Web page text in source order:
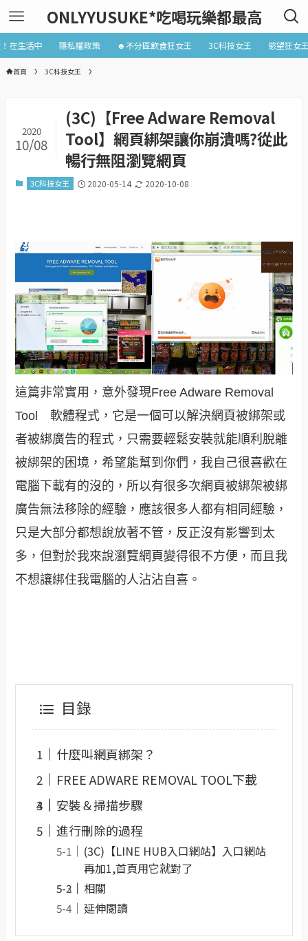
ONLYYUSUKE*吃喝玩樂都最高
在生活中 隱私權政策 ☻不分區飲食狂女王 3C科技女王 慾望狂女
首頁 3C科技女王
(3C)【Free Adware Removal
Tool】網頁綁架讓你崩潰嗎?從此
暢行無阻瀏覽網頁
2020
10/08
3C科技女王 2020-05-14 2020-10-08
這篇非常實用，意外發現Free Adware Removal
Tool 軟體程式，它是一個可以解決網頁被綁架或
者被綁廣告的程式，只需要輕鬆安裝就能順利脫離
被綁架的困境，希望能幫到你們，我自己很喜歡在
電腦下載有的沒的，所以有很多次網頁被綁架被綁
廣告無法移除的經驗，應該很多人都有相同經驗，
只是大部分都想說放著不管，反正沒有影響到太
多，但對於我來說瀏覽網頁變得很不方便，而且我
不想讓綁住我電腦的人沾沾自喜。
目錄
什麼叫網頁綁架？
FREE ADWARE REMOVAL TOOL下載
安裝＆掃描步驟
進行刪除的過程
(3C)【LINE HUB入口網站】入口網站
再加1,首頁用它就對了
相關
延伸閱讀